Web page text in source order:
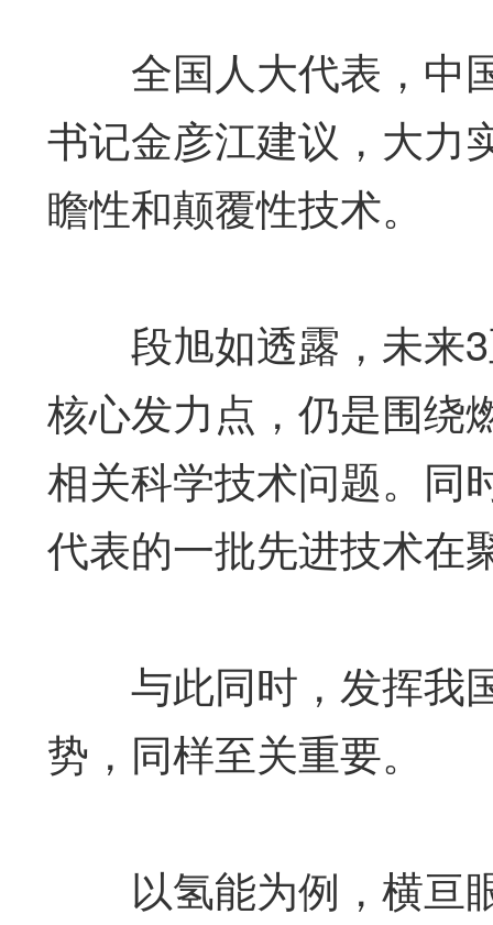
全国人大代表，中
书记金彦江建议，大力
瞻性和颠覆性技术。
段旭如透露，未来3
核心发力点，仍是围绕
相关科学技术问题。同
代表的一批先进技术在
与此同时，发挥我
势，同样至关重要。
以氢能为例，横亘